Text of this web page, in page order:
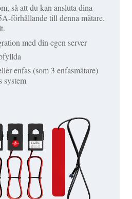
så att du kan ansluta dina
förhållande till denna mätare.
med din egen server
enfas (som 3 enfasmätare)
system